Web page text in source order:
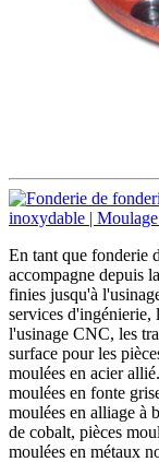
En tant que fonderie
accompagne depuis
finies jusqu'à
services d'ingénierie,
l'usinage CNC, les
surface pour les
moulées en acier
moulées en fonte
moulées en alliage à
de cobalt, pièces
moulées en métaux